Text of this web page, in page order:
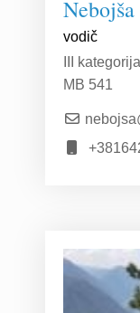
vodič
III kategorija
MB 541